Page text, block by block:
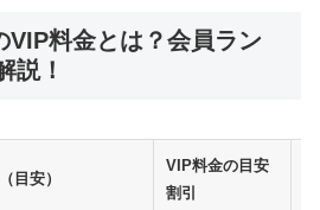
料金とは？会員ラン
説！
目安）
VIP料金の目安
割引